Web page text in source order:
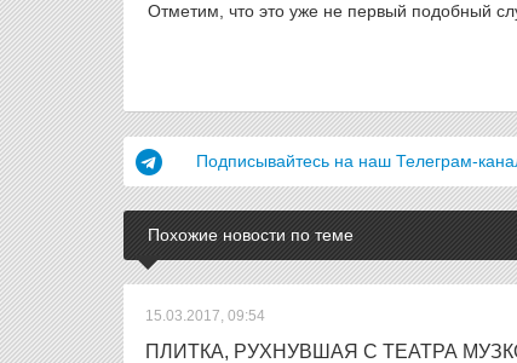
Отметим, что это уже не первый подобный
Подписывайтесь на наш Телеграм-
Похожие новости по теме
15.03.2017, 09:54
ПЛИТКА, РУХНУВШАЯ С ТЕАТРА